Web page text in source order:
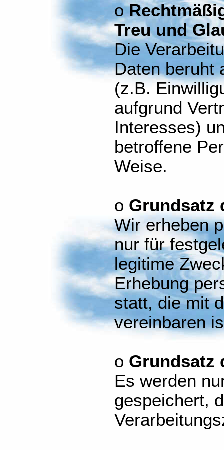
o
Treu und
Die
Daten beruht
(z.B.
aufgrund
Interesses)
betroffene
Weise.
o Grundsatz
Wir erheben
nur für
legitime
Erhebung
statt, die mit
vereinbaren
o Grundsatz
Es werden
gespeichert,